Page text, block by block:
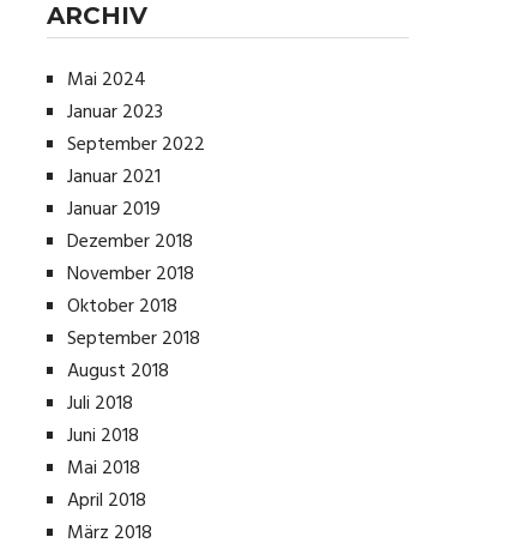
ARCHIV
Mai 2024
Januar 2023
September 2022
Januar 2021
Januar 2019
Dezember 2018
November 2018
Oktober 2018
September 2018
August 2018
Juli 2018
Juni 2018
Mai 2018
April 2018
März 2018